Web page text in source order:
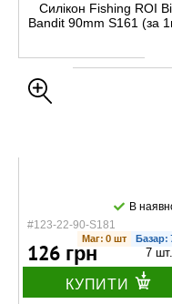
Силікон Fishing ROI
Bandit 90mm S161 (за
#123-22-90-S181
В
Маг: 0 шт Базар:
126 грн 7 шт.
КУПИТИ